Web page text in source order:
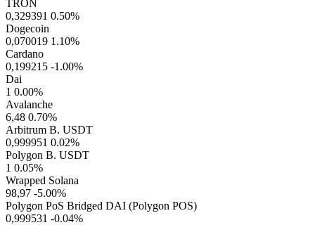
TRON
0,329391 0.50%
Dogecoin
0,070019 1.10%
Cardano
0,199215 -1.00%
Dai
1 0.00%
Avalanche
6,48 0.70%
Arbitrum B. USDT
0,999951 0.02%
Polygon B. USDT
1 0.05%
Wrapped Solana
98,97 -5.00%
Polygon PoS Bridged DAI (Polygon POS)
0,999531 -0.04%